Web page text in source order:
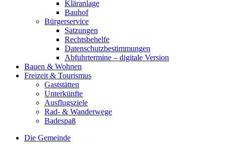
Kläranlage
Bauhof
Bürgerservice
Satzungen
Rechtsbehelfe
Datenschutzbestimmungen
Abfuhrtermine – digitale Version
Bauen & Wohnen
Freizeit & Tourismus
Gaststätten
Unterkünfte
Ausflugsziele
Rad- & Wanderwege
Badespaß
Die Gemeinde